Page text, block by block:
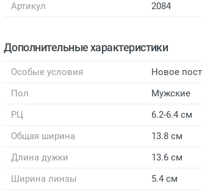
Артикул
2084
Дополнительные характеристики
Особые условия
Новое
Пол
Мужские
РЦ
6.2-6.4 см
Общая ширина
13.8 см
Длина дужки
13.6 см
Ширина линзы
5.4 см